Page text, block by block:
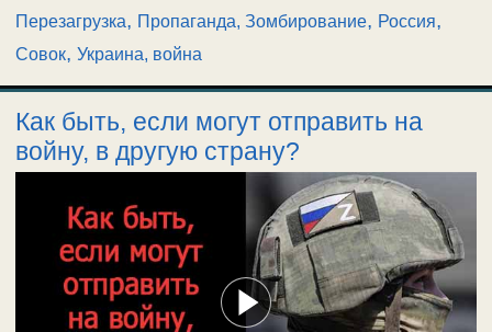
Перезагрузка, Пропаганда, Зомбирование, Россия,
Совок, Украина, война
Как быть, если могут отправить на
войну, в другую страну?